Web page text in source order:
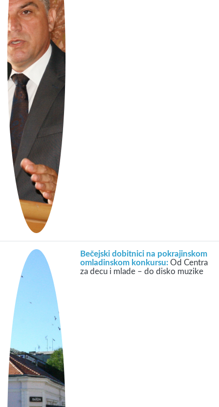
Bečejski dobitnici na pokrajinskom
omladinskom konkursu:Od Centra
za decu i mlade – do disko muzike